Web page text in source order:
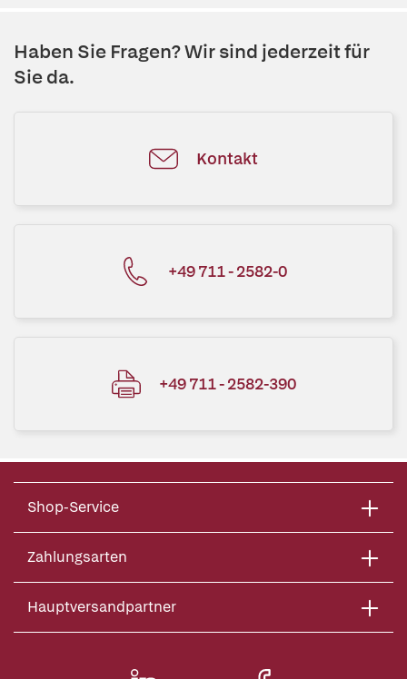
Haben Sie Fragen? Wir sind jederzeit für
Sie da.
Kontakt
+49 711 - 2582-0
+49 711 - 2582-390
Shop-Service
Zahlungsarten
Hauptversandpartner